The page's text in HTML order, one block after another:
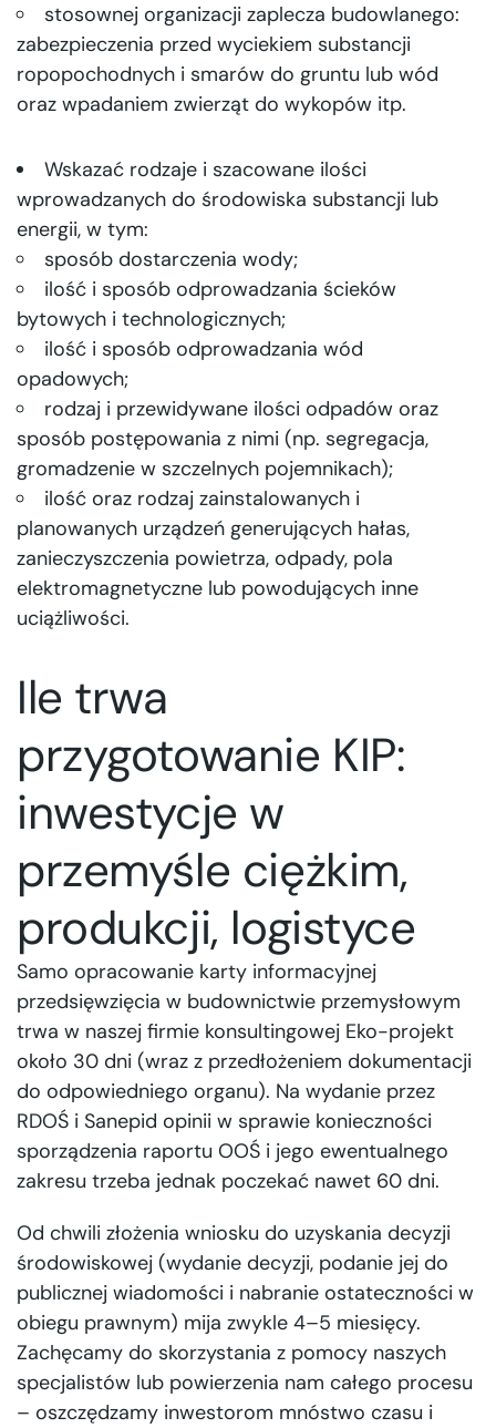
stosownej organizacji zaplecza budowlanego:
zabezpieczenia przed wyciekiem substancji
ropopochodnych i smarów do gruntu lub wód
oraz wpadaniem zwierząt do wykopów itp.
Wskazać rodzaje i szacowane ilości
wprowadzanych do środowiska substancji lub
energii, w tym:
sposób dostarczenia wody;
ilość i sposób odprowadzania ścieków
bytowych i technologicznych;
ilość i sposób odprowadzania wód
opadowych;
rodzaj i przewidywane ilości odpadów oraz
sposób postępowania z nimi (np. segregacja,
gromadzenie w szczelnych pojemnikach);
ilość oraz rodzaj zainstalowanych i
planowanych urządzeń generujących hałas,
zanieczyszczenia powietrza, odpady, pola
elektromagnetyczne lub powodujących inne
uciążliwości.
Ile trwa
przygotowanie KIP:
inwestycje w
przemyśle ciężkim,
produkcji, logistyce
Samo opracowanie karty informacyjnej
przedsięwzięcia w budownictwie przemysłowym
trwa w naszej firmie konsultingowej Eko-projekt
około 30 dni (wraz z przedłożeniem dokumentacji
do odpowiedniego organu). Na wydanie przez
RDOŚ i Sanepid opinii w sprawie konieczności
sporządzenia raportu OOŚ i jego ewentualnego
zakresu trzeba jednak poczekać nawet 60 dni.
Od chwili złożenia wniosku do uzyskania decyzji
środowiskowej (wydanie decyzji, podanie jej do
publicznej wiadomości i nabranie ostateczności w
obiegu prawnym) mija zwykle 4–5 miesięcy.
Zachęcamy do skorzystania z pomocy naszych
specjalistów lub powierzenia nam całego procesu
– oszczędzamy inwestorom mnóstwo czasu i